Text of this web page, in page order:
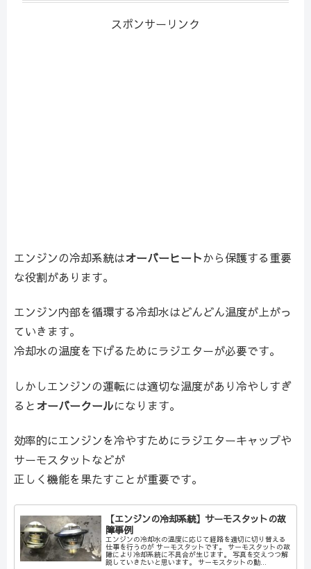
スポンサーリンク
エンジンの冷却系統はオーバーヒートから保護する重要
な役割があります。
エンジン内部を循環する冷却水はどんどん温度が上がっ
ていきます。
冷却水の温度を下げるためにラジエターが必要です。
しかしエンジンの運転には適切な温度があり冷やしすぎ
るとオーバークールになります。
効率的にエンジンを冷やすためにラジエターキャップや
サーモスタットなどが
正しく機能を果たすことが重要です。
【エンジンの冷却系統】サーモスタットの故
障事例
エンジンの冷却水の温度に応じて経路を適切に切り替える
仕事を行うのが サーモスタットです。 サーモスタットの故
障により冷却系統に不具合が生じます。 写真を交えつつ解
説していきたいと思います。 サーモスタットの動...